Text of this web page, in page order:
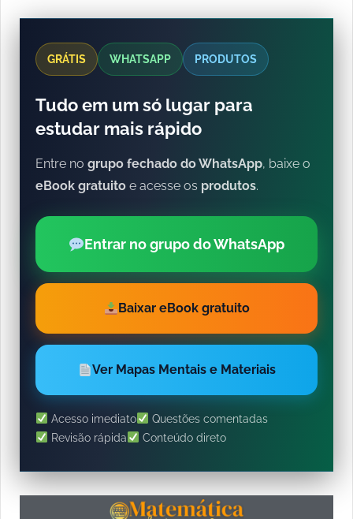
GRÁTIS WHATSAPP PRODUTOS
Tudo em um só lugar para
estudar mais rápido
Entre no grupo fechado do WhatsApp, baixe o
eBook gratuito e acesse os produtos.
Entrar no grupo do WhatsApp
Baixar eBook gratuito
Ver Mapas Mentais e Materiais
Acesso imediato
Questões comentadas
Revisão rápida
Conteúdo direto